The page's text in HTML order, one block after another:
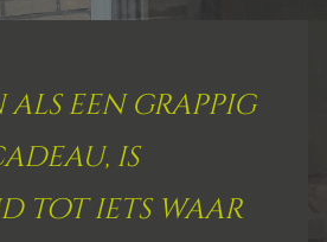
als een grappig
is
tot iets waar